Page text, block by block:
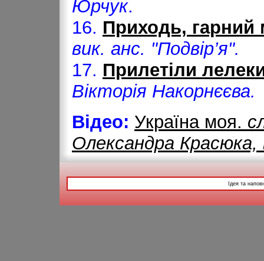
Юрчук.
16. Приходь, гарний
вик. анс. "Подвір’я".
17. Прилетіли
Вікторія Накорнєєва.
Відео: Україна моя.
Олександра
Ідея та